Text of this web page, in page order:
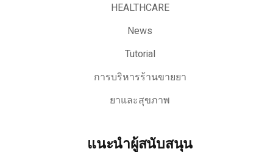
HEALTHCARE
News
Tutorial
การบริหารร้านขายยา
ยาและสุขภาพ
แนะนำผู้สนับสนุน